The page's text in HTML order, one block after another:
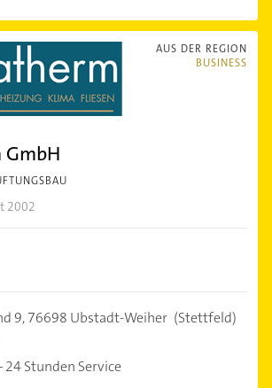
AUS DER REGION
BUSINESS
2002
9,76698 Ubstadt-Weiher (Stettfeld)
24 Stunden Service